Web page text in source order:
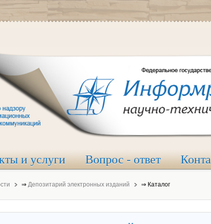
и услуги Вопрос - ответ
⇒ Депозитарий электронных изданий ⇒ Каталог